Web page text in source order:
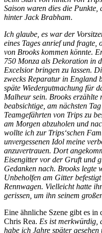
Saison waren dies die
hinter Jack Brabham.
Ich glaube, es war der
eines Tages anrief und fragte,
von Brooks kommen könnte.
750 Monza als Dekoration in
Excelsior bringen zu lassen.
zwecks Reparatur in England
späte Wiedergutmachung für
Malheur sein. Brooks erzählte
beabsichtige, am nächsten
Teamgefährten von Trips zu
am Morgen abzuholen und
wollte ich zur Trips‘schen
unvergessenen Idol meine
anzuvertrauen. Dort
Eisengitter vor der Gruft und
Gedanken nach. Brooks legte
Unbeholfen am Gitter
Rennwagen. Vielleicht hatte
gerissen, um ihn seinem
Eine ähnliche Szene gibt es in
Chris Rea. Es ist merkwürdig,
habe ich Jahre später